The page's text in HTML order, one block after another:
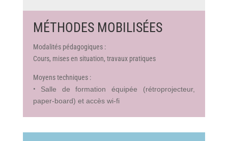
MÉTHODES MOBILISÉES
Modalités pédagogiques :
Cours, mises en situation, travaux pratiques
Moyens techniques :
• Salle de formation équipée (rétroprojecteur,
paper-board) et accès wi-fi